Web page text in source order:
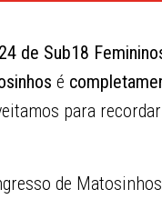
de Sub18
é
para recordar
de